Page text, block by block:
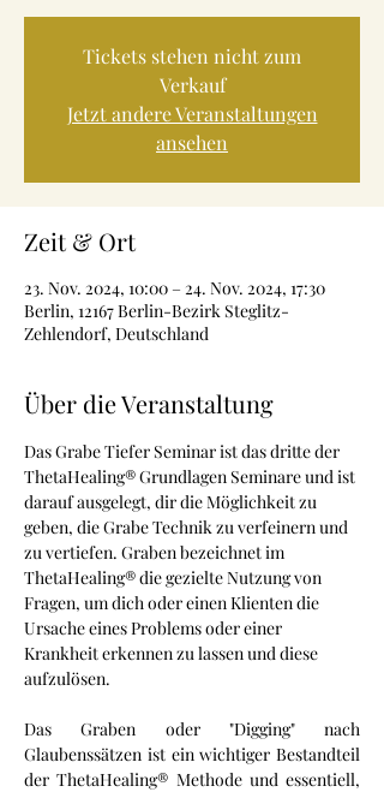
Tickets stehen nicht zum
Verkauf
Jetzt andere Veranstaltungen
ansehen
Zeit & Ort
23. Nov. 2024, 10:00 – 24. Nov. 2024, 17:30
Berlin, 12167 Berlin-Bezirk Steglitz-
Zehlendorf, Deutschland
Über die Veranstaltung
Das Grabe Tiefer Seminar ist das dritte der
ThetaHealing® Grundlagen Seminare und ist
darauf ausgelegt, dir die Möglichkeit zu
geben, die Grabe Technik zu verfeinern und
zu vertiefen. Graben bezeichnet im
ThetaHealing® die gezielte Nutzung von
Fragen, um dich oder einen Klienten die
Ursache eines Problems oder einer
Krankheit erkennen zu lassen und diese
aufzulösen.
Das Graben oder "Digging" nach
Glaubenssätzen ist ein wichtiger Bestandteil
der ThetaHealing® Methode und essentiell,